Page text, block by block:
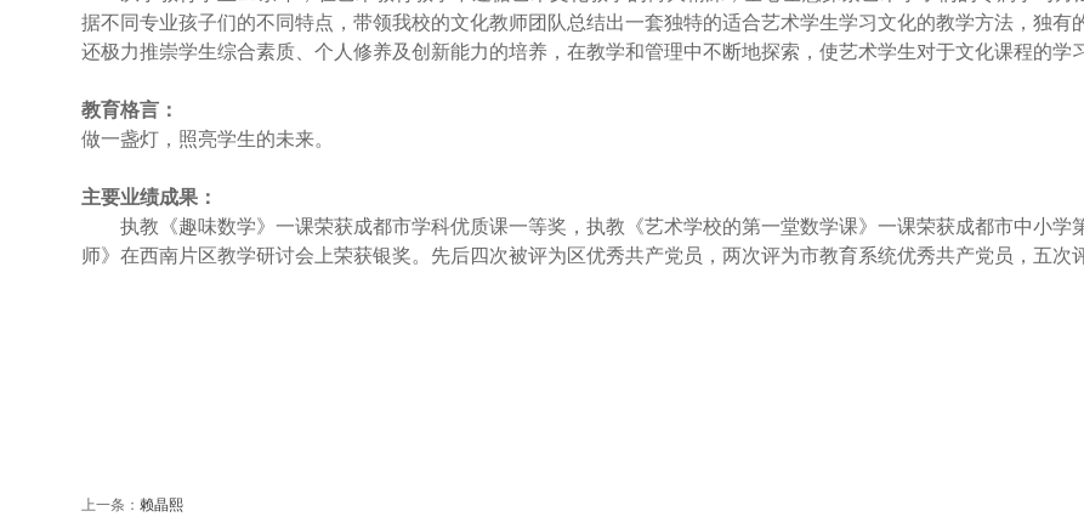
据不同专业孩子们的不同特点，带领我校的文化教师团队总结出一套独特的适合艺术学生学习文化的教学方法，独
还极力推崇学生综合素质、个人修养及创新能力的培养，在教学和管理中不断地探索，使艺术学生对于文化课程的学
教育格言：
做一盏灯，照亮学生的未来。
主要业绩成果：
执教《趣味数学》一课荣获成都市学科优质课一等奖，执教《艺术学校的第一堂数学课》一课荣获成都市中小学
师》在西南片区教学研讨会上荣获银奖。先后四次被评为区优秀共产党员，两次评为市教育系统优秀共产党员，五次
上一条：赖晶熙